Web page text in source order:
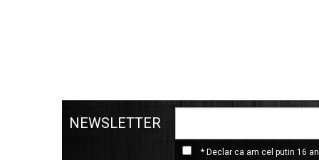
NEWSLETTER
* Declar ca am cel putin 16